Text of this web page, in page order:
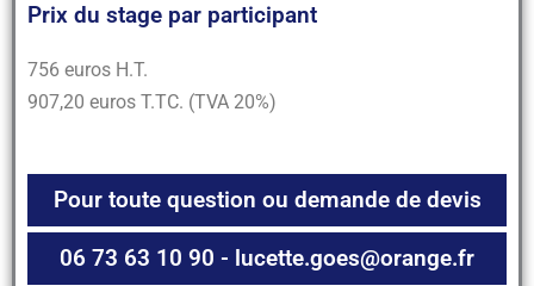
Prix du stage par participant
756 euros H.T.
907,20 euros T.TC. (TVA 20%)
Pour toute question ou demande de devis
06 73 63 10 90 - lucette.goes@orange.fr